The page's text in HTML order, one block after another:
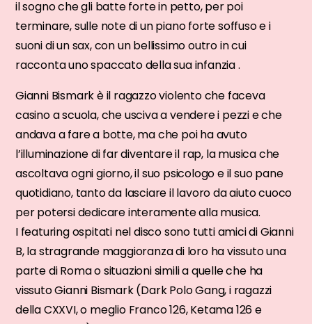
il sogno che gli batte forte in petto, per poi
terminare, sulle note di un piano forte soffuso e i
suoni di un sax, con un bellissimo outro in cui
racconta uno spaccato della sua infanzia .
Gianni Bismark è il ragazzo violento che faceva
casino a scuola, che usciva a vendere i pezzi e che
andava a fare a botte, ma che poi ha avuto
l’illuminazione di far diventare il rap, la musica che
ascoltava ogni giorno, il suo psicologo e il suo pane
quotidiano, tanto da lasciare il lavoro da aiuto cuoco
per potersi dedicare interamente alla musica.
I featuring ospitati nel disco sono tutti amici di Gianni
B, la stragrande maggioranza di loro ha vissuto una
parte di Roma o situazioni simili a quelle che ha
vissuto Gianni Bismark (Dark Polo Gang, i ragazzi
della CXXVI, o meglio Franco 126, Ketama 126 e